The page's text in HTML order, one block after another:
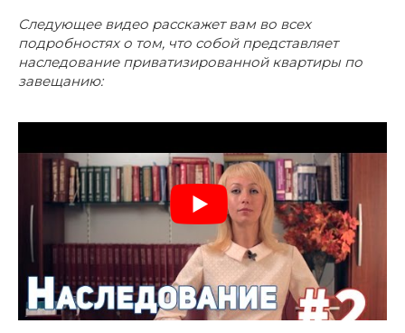
Следующее видео расскажет вам во всех
подробностях о том, что собой представляет
наследование приватизированной квартиры по
завещанию: